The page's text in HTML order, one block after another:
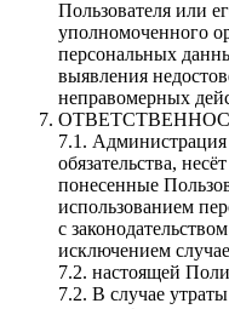
Пользователя или
уполномоченного
персональных
выявления
неправомерных
7.1.
обязательства,
понесенные
использованием
с
исключением
7.2. настоящей
7.2. В случае